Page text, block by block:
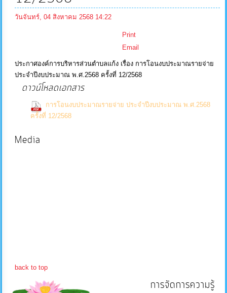
ยุทธศาสตร์
บริการ
ข้อมูล
ความ
บริการ
วันจันทร์, 04 สิงหาคม 2568 14:22
Print
Email
ประกาศองค์การบริหารส่วนตำบลแก้ง เรื่อง การโอนงบประมาณรายจ่าย
ประจำปีงบประมาณ พ.ศ.2568 ครั้งที่ 12/2568
ดาวน์โหลดเอกสาร
การโอนงบประมาณรายจ่าย ประจำปีงบประมาณ พ.ศ.2568
ครั้งที่ 12/2568
Media
back to top
การจัดการความรู้